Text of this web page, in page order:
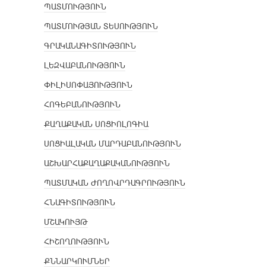
ՊԱՏՄՈՒԹՅՈՒՆ
ՊԱՏՄՈՒԹՅԱՆ ՏԵՍՈՒԹՅՈՒՆ
ԳՐԱԿԱՆԱԳԻՏՈՒԹՅՈՒՆ
ԼԵԶՎԱԲԱՆՈՒԹՅՈՒՆ
ՓԻԼԻՍՈՓԱՅՈՒԹՅՈՒՆ
ՀՈԳԵԲԱՆՈՒԹՅՈՒՆ
ՔԱՂԱՔԱԿԱՆ ՍՈՑԻՈԼՈԳԻԱ
ՍՈՑԻԱԼԱԿԱՆ ՄԱՐԴԱԲԱՆՈՒԹՅՈՒՆ
ԱՇԽԱՐՀԱՔԱՂԱՔԱԿԱՆՈՒԹՅՈՒՆ
ՊԱՏՄԱԿԱՆ ԺՈՂՈՎՐԴԱԳՐՈՒԹՅՈՒՆ
ՀՆԱԳԻՏՈՒԹՅՈՒՆ
ՄՇԱԿՈՒՅԹ
ՀԻՇՈՂՈՒԹՅՈՒՆ
ՔՆՆԱՐԿՈՒՄՆԵՐ